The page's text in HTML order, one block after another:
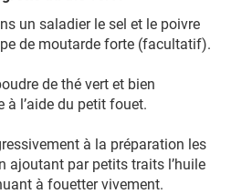
un saladier le sel et le poivre
de moutarde forte (facultatif).
de thé vert et bien
à l’aide du petit fouet.
à la préparation les
ajoutant par petits traits l’huile
à fouetter vivement.